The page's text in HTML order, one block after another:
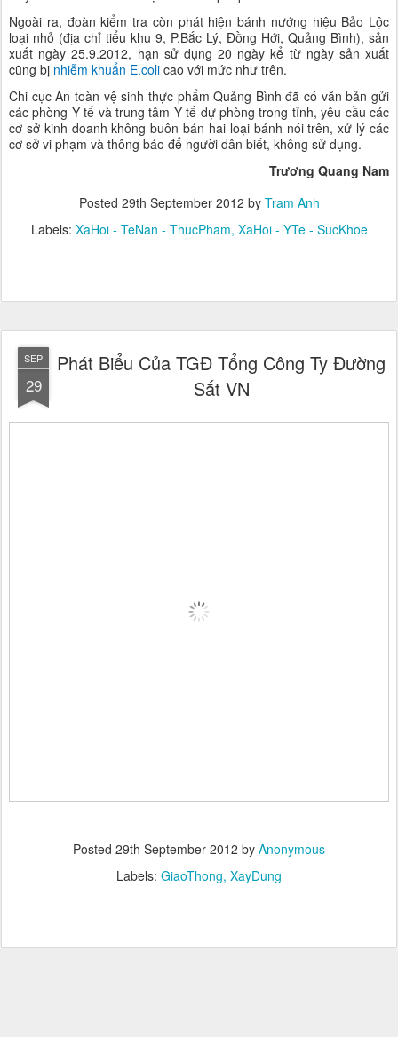
Ngoài ra, đoàn kiểm tra còn phát hiện bánh nướng hiệu Bảo Lộc
loại nhỏ (địa chỉ tiểu khu 9, P.Bắc Lý, Đồng Hới, Quảng Bình), sản
xuất ngày 25.9.2012, hạn sử dụng 20 ngày kể từ ngày sản xuất
cũng bị nhiễm khuẩn E.coli cao với mức như trên.
Chi cục An toàn vệ sinh thực phẩm Quảng Bình đã có văn bản gửi
các phòng Y tế và trung tâm Y tế dự phòng trong tỉnh, yêu cầu các
cơ sở kinh doanh không buôn bán hai loại bánh nói trên, xử lý các
cơ sở vi phạm và thông báo để người dân biết, không sử dụng.
Trương Quang Nam
Posted 29th September 2012 by Tram Anh
Labels: XaHoi - TeNan - ThucPham XaHoi - YTe - SucKhoe
SEP
29
Phát Biểu Của TGĐ Tổng Công Ty Đường
Sắt VN
Posted 29th September 2012 by Anonymous
Labels: GiaoThong XayDung